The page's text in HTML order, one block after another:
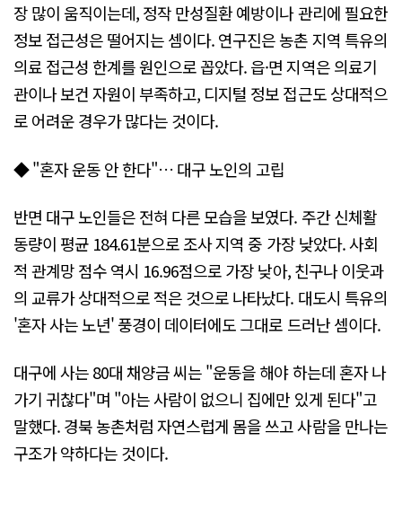
장 많이 움직이는데, 정작 만성질환 예방이나 관리에 필요한
정보 접근성은 떨어지는 셈이다. 연구진은 농촌 지역 특유의
의료 접근성 한계를 원인으로 꼽았다. 읍·면 지역은 의료기
관이나 보건 자원이 부족하고, 디지털 정보 접근도 상대적으
로 어려운 경우가 많다는 것이다.
◆ "혼자 운동 안 한다"… 대구 노인의 고립
반면 대구 노인들은 전혀 다른 모습을 보였다. 주간 신체활
동량이 평균 184.61분으로 조사 지역 중 가장 낮았다. 사회
적 관계망 점수 역시 16.96점으로 가장 낮아, 친구나 이웃과
의 교류가 상대적으로 적은 것으로 나타났다. 대도시 특유의
'혼자 사는 노년' 풍경이 데이터에도 그대로 드러난 셈이다.
대구에 사는 80대 채양금 씨는 "운동을 해야 하는데 혼자 나
가기 귀찮다"며 "아는 사람이 없으니 집에만 있게 된다"고
말했다. 경북 농촌처럼 자연스럽게 몸을 쓰고 사람을 만나는
구조가 약하다는 것이다.